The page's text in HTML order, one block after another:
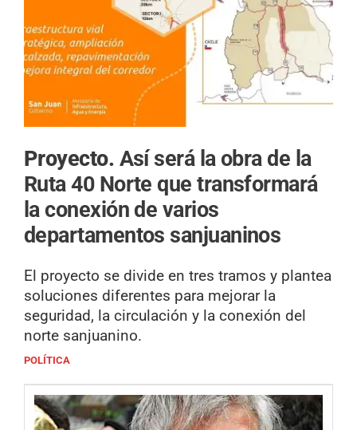
Proyecto. Así será la obra de la
Ruta 40 Norte que transformará
la conexión de varios
departamentos sanjuaninos
El proyecto se divide en tres tramos y plantea
soluciones diferentes para mejorar la
seguridad, la circulación y la conexión del
norte sanjuanino.
POLÍTICA